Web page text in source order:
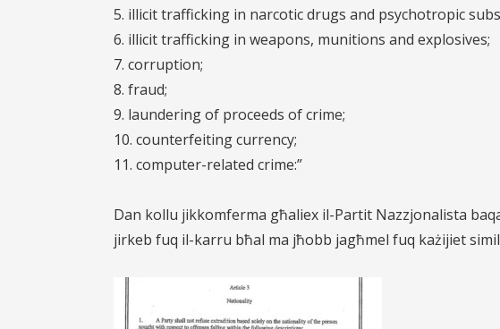
5. illicit trafficking in narcotic drugs and psychotropic
6. illicit trafficking in weapons, munitions and explosives;
7. corruption;
8. fraud;
9. laundering of proceeds of crime;
10. counterfeiting currency;
11. computer-related crime:”
Dan kollu jikkomferma għaliex il-Partit Nazzjonalista
jirkeb fuq il-karru bħal ma jħobb jagħmel fuq każijiet